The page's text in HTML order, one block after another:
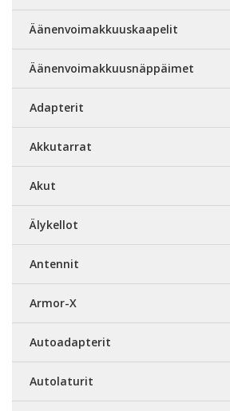
Äänenvoimakkuuskaapelit
Äänenvoimakkuusnäppäimet
Adapterit
Akkutarrat
Akut
Älykellot
Antennit
Armor-X
Autoadapterit
Autolaturit